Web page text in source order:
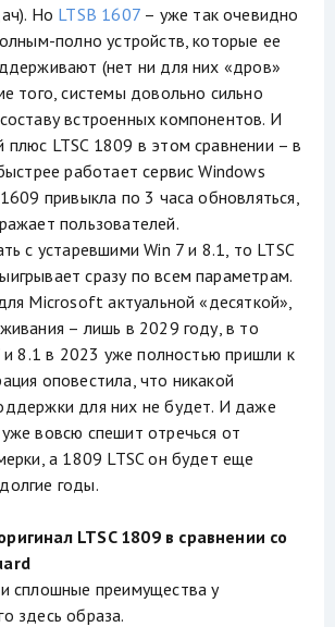
Но LTSB 1607– уже так очевидно
полно устройств, которые ее
(нет ни для них «дров»
того, системы довольно сильно
встроенных компонентов. И
LTSC 1809 в этом сравнении – в
работает сервис Windows
привыкла по 3 часа обновляться,
пользователей.
с устаревшими Win 7 и 8.1, то LTSC
сразу по всем параметрам.
Microsoft актуальной «десяткой»,
– лишь в 2029 году, в то
и 8.1 в 2023 уже полностью пришли к
оповестила, что никакой
для них не будет. И даже
вовсю спешит отречься от
а 1809 LTSC он будет еще
годы.
LTSC 1809 в сравнении со
сплошные преимущества у
здесь образа.